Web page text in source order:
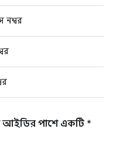
নম্বর
আইডির পাশে একটি *